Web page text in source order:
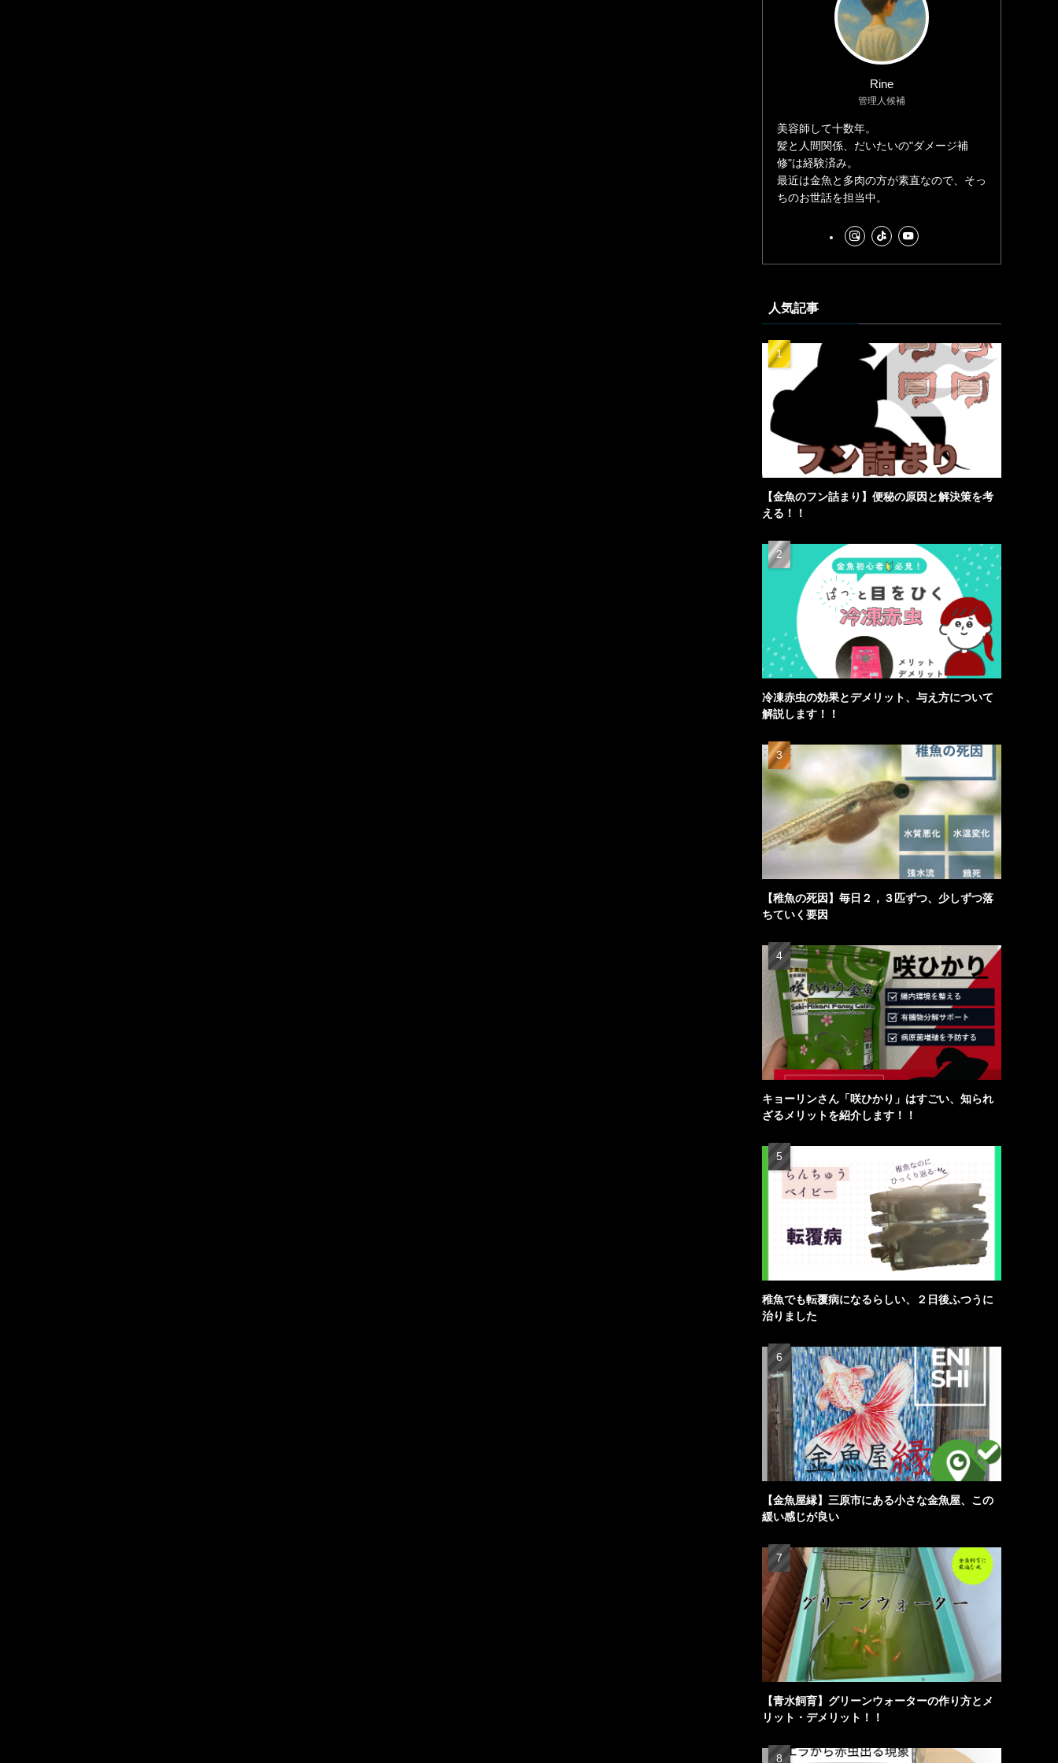
Rine
管理人候補
美容師して十数年。
髪と人間関係、だいたいの"ダメージ補
修"は経験済み。
最近は金魚と多肉の方が素直なので、そっ
ちのお世話を担当中。
人気記事
【金魚のフン詰まり】便秘の原因と解決策を考
える！！
冷凍赤虫の効果とデメリット、与え方について
解説します！！
【稚魚の死因】毎日２，３匹ずつ、少しずつ落
ちていく要因
キョーリンさん「咲ひかり」はすごい、知られ
ざるメリットを紹介します！！
稚魚でも転覆病になるらしい、２日後ふつうに
治りました
【金魚屋縁】三原市にある小さな金魚屋、この
緩い感じが良い
【青水飼育】グリーンウォーターの作り方とメ
リット・デメリット！！